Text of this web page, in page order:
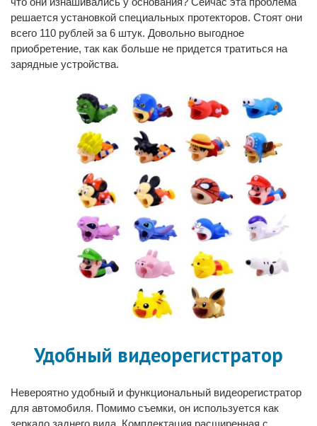
решается установкой специальных протекторов. Стоят они
всего 110 рублей за 6 штук. Довольно выгодное
приобретение, так как больше не придется тратиться на
зарядные устройства.
Удобный видеорегистратор
Невероятно удобный и функциональный видеорегистратор
для автомобиля. Помимо съемки, он используется как